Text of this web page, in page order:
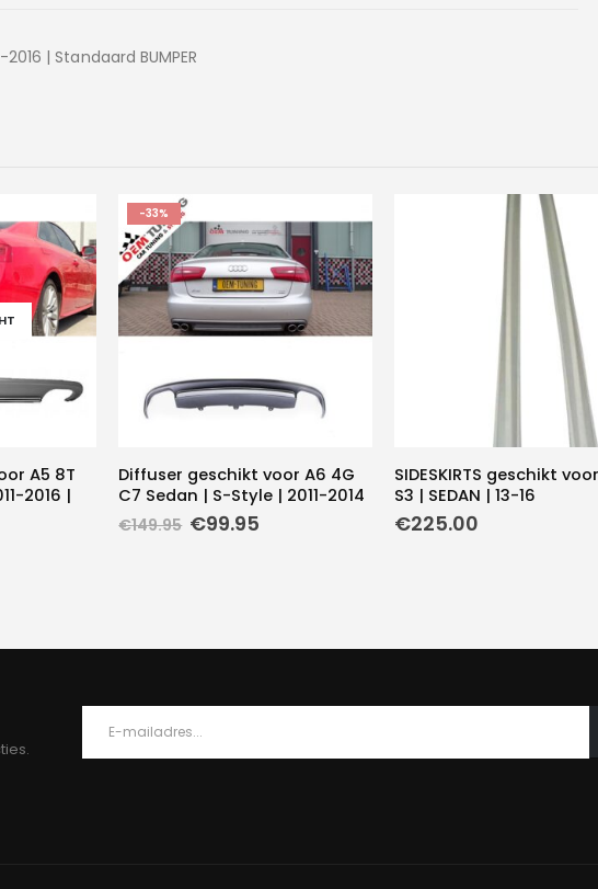
2016 | Standaard BUMPER
A5 8T
2016 |
-33%
Diffuser geschikt voor A6 4G
C7 Sedan | S-Style | 2011-2014
€149.95 Oorspronkelijke
€99.95
SIDESKIRTS geschikt
S3 | SEDAN | 13-16
€225.00